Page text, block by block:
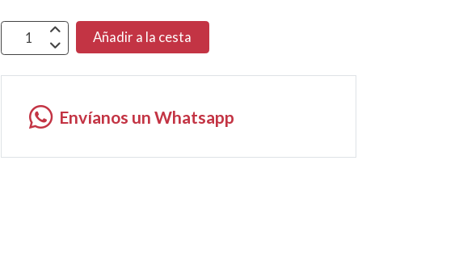
Añadir a la cesta
Envíanos un Whatsapp